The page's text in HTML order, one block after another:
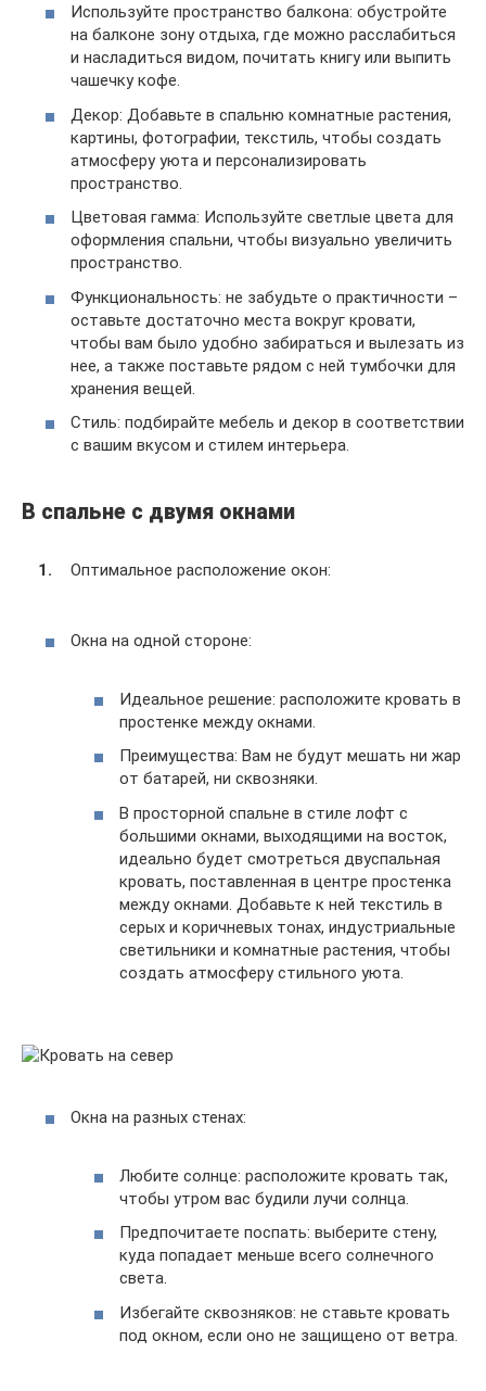
Используйте пространство балкона: обустройте
на балконе зону отдыха, где можно расслабиться
и насладиться видом, почитать книгу или выпить
чашечку кофе.
Декор: Добавьте в спальню комнатные растения,
картины, фотографии, текстиль, чтобы создать
атмосферу уюта и персонализировать
пространство.
Цветовая гамма: Используйте светлые цвета для
оформления спальни, чтобы визуально увеличить
пространство.
Функциональность: не забудьте о практичности –
оставьте достаточно места вокруг кровати,
чтобы вам было удобно забираться и вылезать из
нее, а также поставьте рядом с ней тумбочки для
хранения вещей.
Стиль: подбирайте мебель и декор в соответствии
с вашим вкусом и стилем интерьера.
В спальне с двумя окнами
Оптимальное расположение окон:
Окна на одной стороне:
Идеальное решение: расположите кровать в
простенке между окнами.
Преимущества: Вам не будут мешать ни жар
от батарей, ни сквозняки.
В просторной спальне в стиле лофт с
большими окнами, выходящими на восток,
идеально будет смотреться двуспальная
кровать, поставленная в центре простенка
между окнами. Добавьте к ней текстиль в
серых и коричневых тонах, индустриальные
светильники и комнатные растения, чтобы
создать атмосферу стильного уюта.
Окна на разных стенах:
Любите солнце: расположите кровать так,
чтобы утром вас будили лучи солнца.
Предпочитаете поспать: выберите стену,
куда попадает меньше всего солнечного
света.
Избегайте сквозняков: не ставьте кровать
под окном, если оно не защищено от ветра.